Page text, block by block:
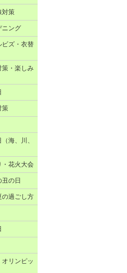
対策
ニング
ビズ・衣替
策・楽しみ
策
海、川、
・花火大会
丑の日
の過ごし方
リンピッ